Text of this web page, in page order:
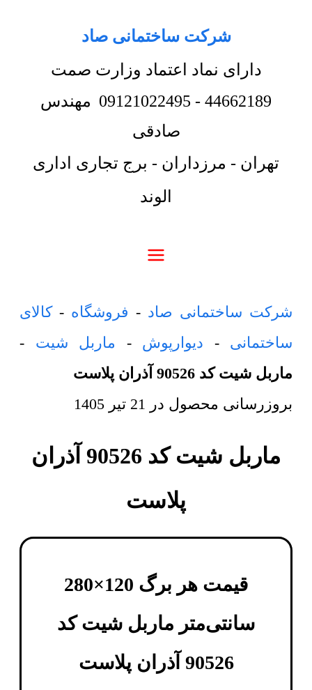
شرکت ساختمانی صاد
دارای نماد اعتماد وزارت صمت
44662189
-
09121022495 مهندس
صادقی
تهران - مرزداران - برج تجاری اداری
الوند
شرکت ساختمانی صاد - فروشگاه -کالای
ساختمانی - دیوارپوش - ماربل شیت -
ماربل شیت کد 90526 آذران پلاست
بروزرسانی محصول در 21 تیر 1405
ماربل شیت کد 90526 آذران
پلاست
قیمت هر برگ 120×280
سانتی‌متر ماربل شیت کد
90526 آذران پلاست